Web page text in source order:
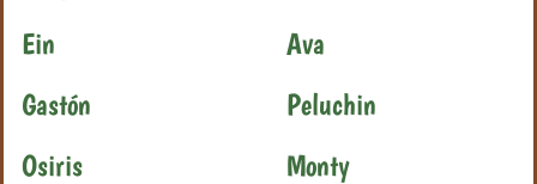
Ein
Ava
Gastón
Peluchin
Osiris
Monty